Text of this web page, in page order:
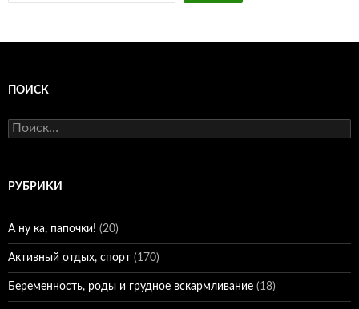
ПОИСК
Найти:
РУБРИКИ
А ну ка, папочки! (20)
Активный отдых, спорт (170)
Беременность, роды и грудное вскармливание (18)